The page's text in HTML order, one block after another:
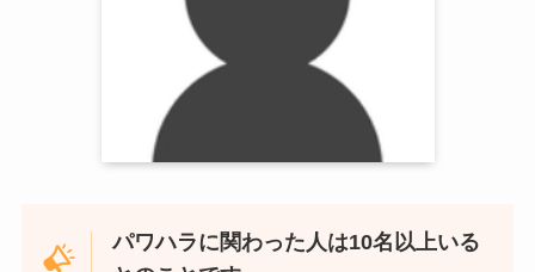
パワハラに関わった人は10名以上いる